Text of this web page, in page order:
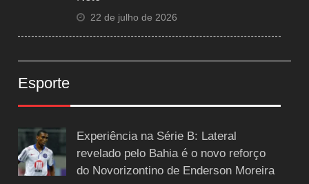
22 de julho de 2026
Esporte
Experiência na Série B: Lateral
revelado pelo Bahia é o novo reforço
do Novorizontino de Enderson Moreira